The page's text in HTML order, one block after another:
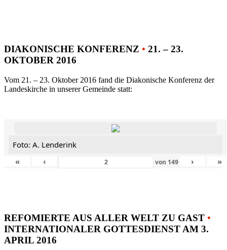
DIAKONISCHE KONFERENZ • 21. – 23.
OKTOBER 2016
Vom 21. – 23. Oktober 2016 fand die Diakonische Konferenz der
Landeskirche in unserer Gemeinde statt:
Foto: A. Lenderink
«
‹ von 149 › »
REFOMIERTE AUS ALLER WELT ZU GAST •
INTERNATIONALER GOTTESDIENST AM 3.
APRIL 2016